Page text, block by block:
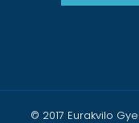
© 2017 Eurakvilo